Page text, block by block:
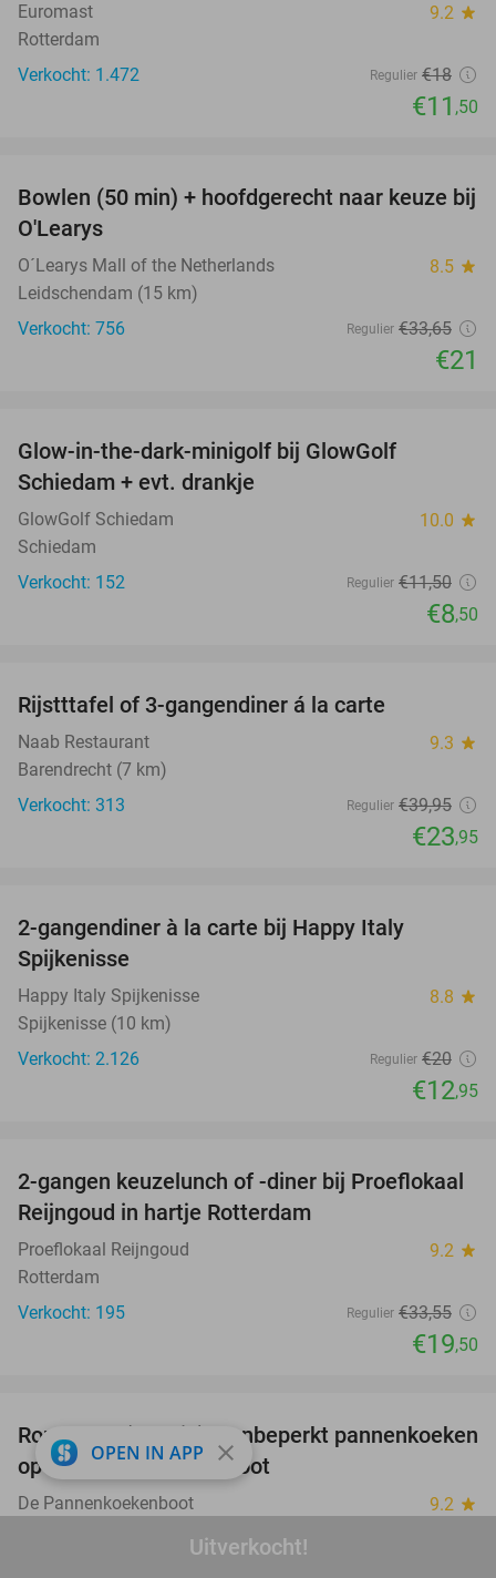
Uitverkocht!
Euromast 9.2 star
Rotterdam
Verkocht: 1.472
Regulier €18
€11 ,50
38%
Bowlen (50 min) + hoofdgerecht naar keuze bij
O'Learys
O´Learys Mall of the Netherlands 8.5 star
Leidschendam (15 km)
Verkocht: 756
Regulier €33,65
€21
Glow-in-the-dark-minigolf bij GlowGolf
Schiedam + evt. drankje
GlowGolf Schiedam 10.0 star
Schiedam
Verkocht: 152
Regulier €11,50
€8,50
Rijstttafel of 3-gangendiner á la carte
Naab Restaurant 9.3 star
Barendrecht (7 km)
Verkocht: 313
Regulier €39,95
€23,95
2-gangendiner à la carte bij Happy Italy
Spijkenisse
Happy Italy Spijkenisse 8.8 star
Spijkenisse (10 km)
Verkocht: 2.126
Regulier €20
€12,95
42%
2-gangen keuzelunch of -diner bij Proeflokaal
Reijngoud in hartje Rotterdam
Proeflokaal Reijngoud 9.2 star
Rotterdam
Verkocht: 195
Regulier €33,55
€19,50
30%
Rondvaart (75 min) + onbeperkt pannenkoeken
op De Pannenkoekenboot
De Pannenkoekenboot 9.2 star
OPEN IN APP close